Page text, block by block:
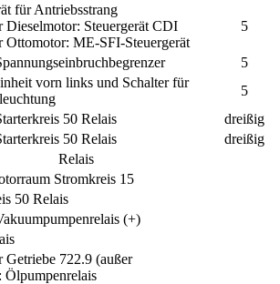
für Antriebsstrang
Dieselmotor: Steuergerät CDI
Ottomotor: ME-SFI-Steuergerät
5
5
vorn links und Schalter für
5
50 Relais
dreißig
50 Relais
dreißig
Relais
Stromkreis 15
50 Relais
(+)
722.9 (außer
Ölpumpenrelais